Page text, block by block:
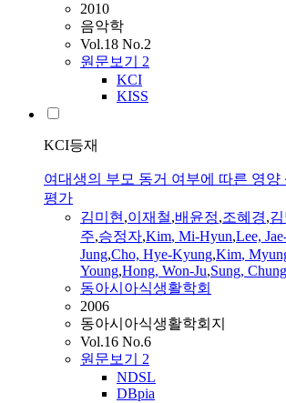
2010
음악학
Vol.18 No.2
원문보기 2
KCI
KISS
KCI등재
여대생의 부모 동거 여부에 따른 영양
평가
김미현,이재철,배윤정,조혜경,
주,승정자,Kim, Mi-Hyun,Lee,
Jung,Cho, Hye-Kyung,Kim,
Young,Hong, Won-Ju,Sung,
동아시아식생활학회
2006
동아시아식생활학회지
Vol.16 No.6
원문보기 2
NDSL
DBpia